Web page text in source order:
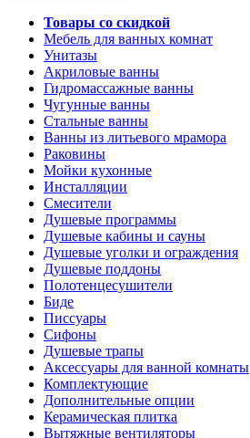
Товары со скидкой
Мебель для ванных комнат
Унитазы
Акриловые ванны
Гидромассажные ванны
Чугунные ванны
Стальные ванны
Ванны из литьевого мрамора
Раковины
Мойки кухонные
Инсталляции
Смесители
Душевые программы
Душевые кабины и сауны
Душевые уголки и ограждения
Душевые поддоны
Полотенцесушители
Биде
Писсуары
Сифоны
Душевые трапы
Аксессуары для ванной комнаты
Комплектующие
Дополнительные опции
Керамическая плитка
Вытяжные вентиляторы